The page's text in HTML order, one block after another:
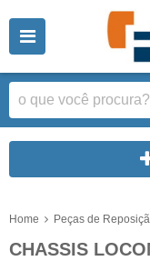
Home Peças de
CHASSIS